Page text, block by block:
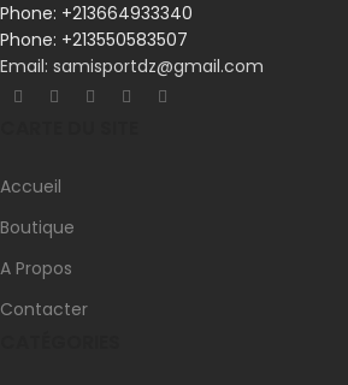
Phone: +213550583507
Email: samisportdz@gmail.com
Accueil
Boutique
A Propos
Contacter